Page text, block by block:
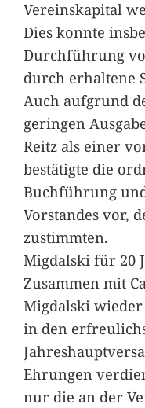
Vereinskapital
Dies konnte
Durchführung
durch erhaltene
Auch aufgrund
geringen
Reitz als einer
bestätigte die
Buchführung
Vorstandes vor,
zustimmten.
Migdalski für 20
Zusammen mit
Migdalski
in den
Ehrungen
nur die an der